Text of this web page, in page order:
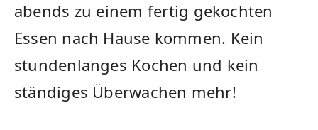
abends ⁣zu einem ⁣fertig gekochten⁤
Essen nach Hause kommen. Kein
stundenlanges Kochen und‌ kein
ständiges Überwachen mehr!